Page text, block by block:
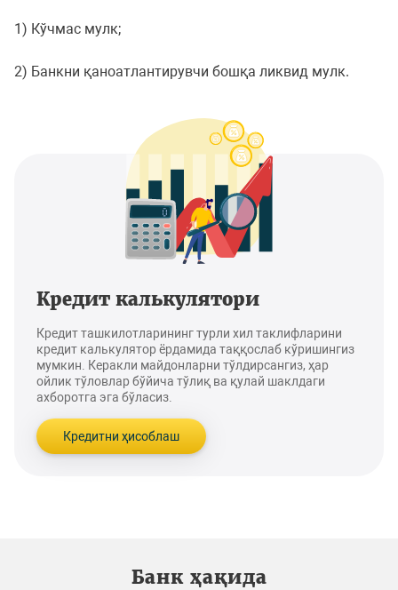
1) Кўчмас мулк;
2) Банкни қаноатлантирувчи бошқа ликвид мулк.
Кредит калькулятори
Кредит ташкилотларининг турли хил таклифларини
кредит калькулятор ёрдамида таққослаб кўришингиз
мумкин. Керакли майдонларни тўлдирсангиз, ҳар
ойлик тўловлар бўйича тўлиқ ва қулай шаклдаги
ахборотга эга бўласиз.
Кредитни ҳисоблаш
Банк ҳақида